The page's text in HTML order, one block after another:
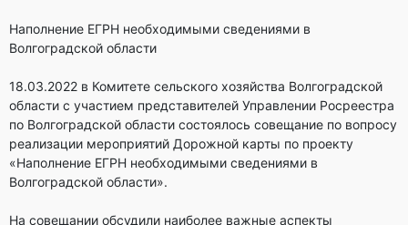
Наполнение ЕГРН необходимыми сведениями в
Волгоградской области
18.03.2022 в Комитете сельского хозяйства Волгоградской
области с участием представителей Управлении Росреестра
по Волгоградской области состоялось совещание по вопросу
реализации мероприятий Дорожной карты по проекту
«Наполнение ЕГРН необходимыми сведениями в
Волгоградской области».
На совещании обсудили наиболее важные аспекты